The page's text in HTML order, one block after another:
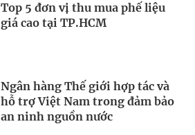
Top 5 đơn vị thu mua phế liệu
giá cao tại TP.HCM
Ngân hàng Thế giới hợp tác và
hỗ trợ Việt Nam trong đảm bảo
an ninh nguồn nước